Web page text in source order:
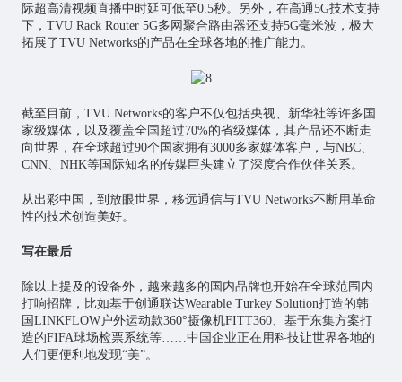
际超高清视频直播中时延可低至0.5秒。另外，在高通5G技术支持
下，TVU Rack Router 5G多网聚合路由器还支持5G毫米波，极大
拓展了TVU Networks的产品在全球各地的推广能力。
截至目前，TVU Networks的客户不仅包括央视、新华社等许多国
家级媒体，以及覆盖全国超过70%的省级媒体，其产品还不断走
向世界，在全球超过90个国家拥有3000多家媒体客户，与NBC、
CNN、NHK等国际知名的传媒巨头建立了深度合作伙伴关系。
从出彩中国，到放眼世界，移远通信与TVU Networks不断用革命
性的技术创造美好。
写在最后
除以上提及的设备外，越来越多的国内品牌也开始在全球范围内
打响招牌，比如基于创通联达Wearable Turkey Solution打造的韩
国LINKFLOW户外运动款360°摄像机FITT360、基于东集方案打
造的FIFA球场检票系统等……中国企业正在用科技让世界各地的
人们更便利地发现“美”。